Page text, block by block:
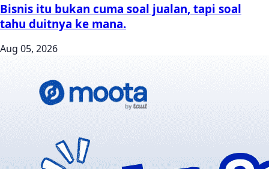
Bisnis itu bukan cuma soal jualan, tapi soal
tahu duitnya ke mana.
Aug 05, 2026